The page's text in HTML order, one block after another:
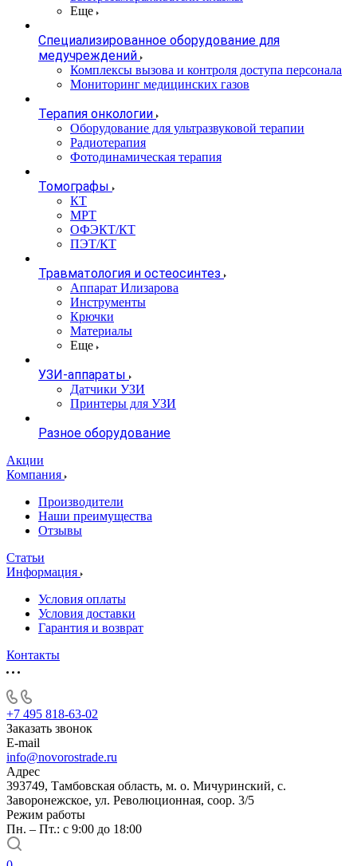
Еще
Специализированное оборудование для
медучреждений
Комплексы вызова и контроля доступа персонала
Мониторинг медицинских газов
Терапия онкологии
Оборудование для ультразвуковой терапии
Радиотерапия
Фотодинамическая терапия
Томографы
КТ
МРТ
ОФЭКТ/КТ
ПЭТ/КТ
Травматология и остеосинтез
Аппарат Илизарова
Инструменты
Крючки
Материалы
Еще
УЗИ-аппараты
Датчики УЗИ
Принтеры для УЗИ
Разное оборудование
Акции
Компания
Производители
Наши преимущества
Отзывы
Статьи
Информация
Условия оплаты
Условия доставки
Гарантия и возврат
Контакты
+7 495 818-63-02
Заказать звонок
E-mail
info@novorostrade.ru
Адрес
393749, Тамбовская область, м. о. Мичуринский, с.
Заворонежское, ул. Революционная, соор. 3/5
Режим работы
Пн. – Пт.: с 9:00 до 18:00